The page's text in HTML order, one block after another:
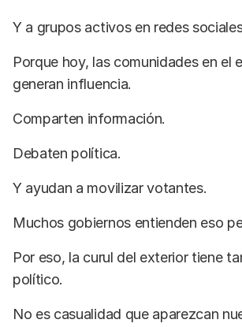
Y a grupos activos en redes
Porque hoy, las comunidades en el
generan influencia.
Comparten información.
Debaten política.
Y ayudan a movilizar votantes.
Muchos gobiernos entienden eso
Por eso, la curul del exterior tiene
político.
No es casualidad que aparezcan